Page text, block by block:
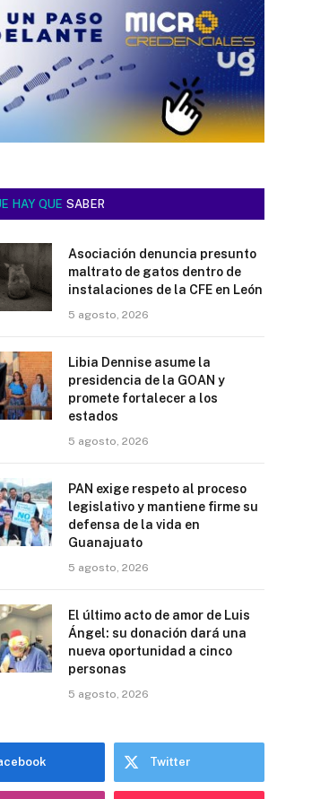
HAY QUE SABER
Asociación denuncia presunto
maltrato de gatos dentro de
instalaciones de la CFE en León
5 agosto, 2026
Libia Dennise asume la
presidencia de la GOAN y
promete fortalecer a los
estados
5 agosto, 2026
PAN exige respeto al proceso
legislativo y mantiene firme su
defensa de la vida en
Guanajuato
5 agosto, 2026
El último acto de amor de Luis
Ángel: su donación dará una
nueva oportunidad a cinco
personas
5 agosto, 2026
Twitter